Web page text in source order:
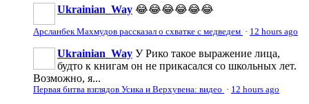
Ukrainian_Way 😂😂😂😂😂😂
Арсланбек Махмудов рассказал о схватке с медведем · 12 hours ago
Ukrainian_Way У Рико такое выражение лица,
будто к книгам он не прикасался со школьных лет.
Возможно, я...
Первая битва взглядов Усика и Верхувена: видео · 12 hours ago